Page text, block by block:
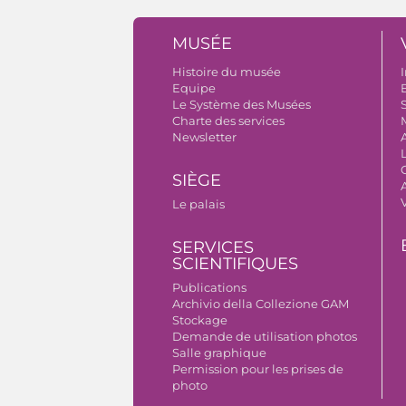
MUSÉE
Histoire du musée
Equipe
Le Système des Musées
Charte des services
Newsletter
SIÈGE
Le palais
SERVICES
SCIENTIFIQUES
Publications
Archivio della Collezione GAM
Stockage
Demande de utilisation photos
Salle graphique
Permission pour les prises de
photo